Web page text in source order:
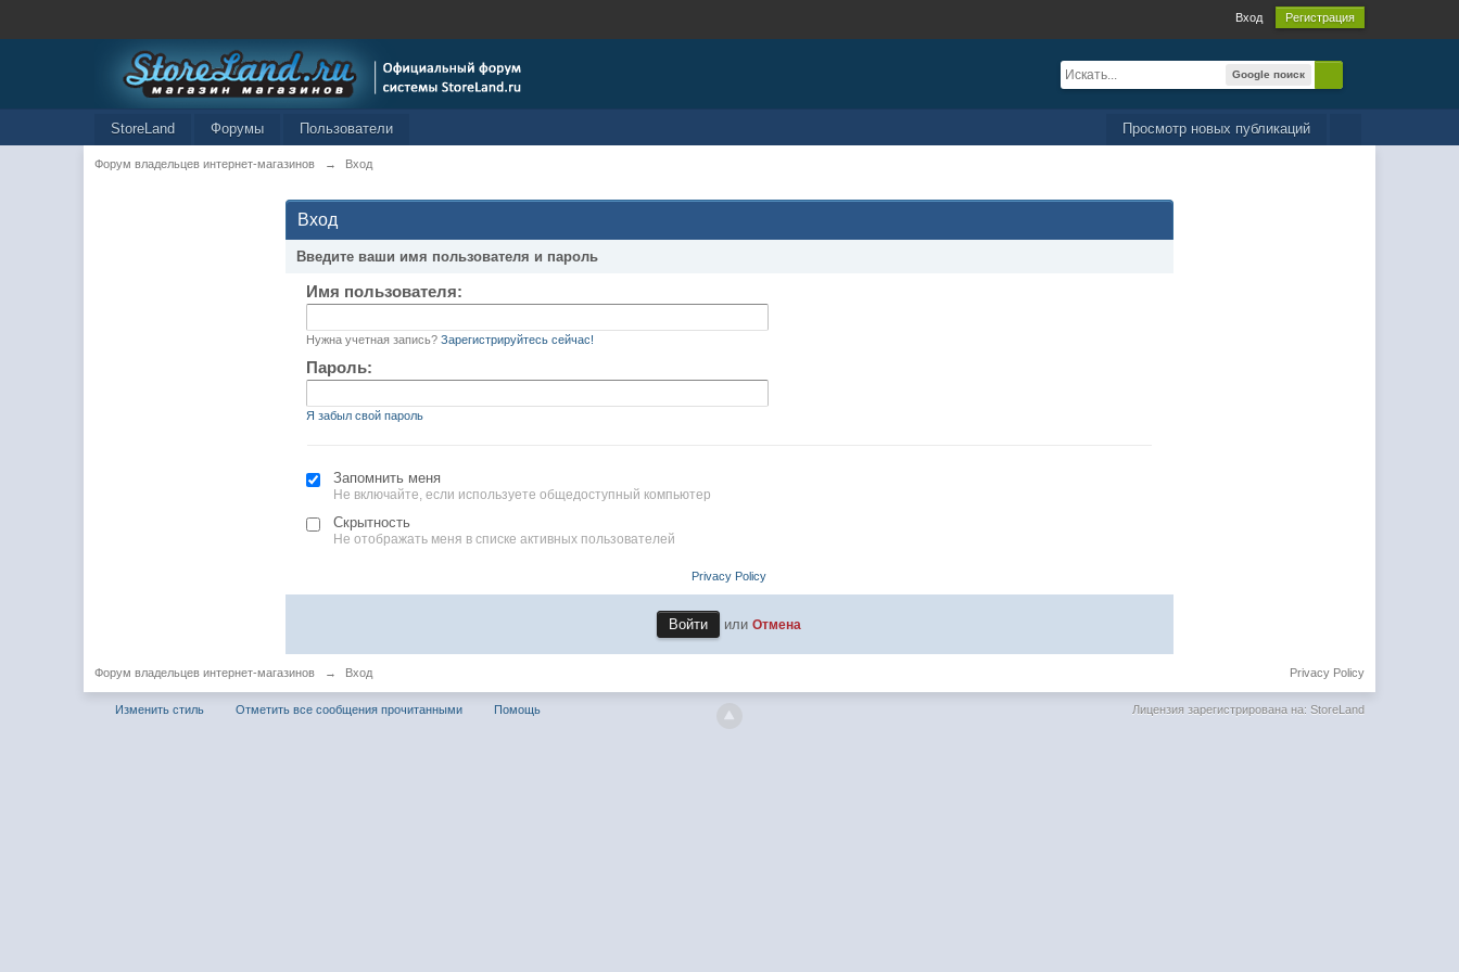
Вход Регистрация
Google поиск
Просмотр новых публикаций
StoreLand Форумы Пользователи
Форум владельцев интернет-магазинов → Вход
Вход
Введите ваши имя пользователя и пароль
Имя пользователя:
Нужна учетная запись? Зарегистрируйтесь сейчас!
Пароль:
Я забыл свой пароль
Запомнить меня
Не включайте, если используете общедоступный компьютер
Скрытность
Не отображать меня в списке активных пользователей
Privacy Policy
илиОтмена
Форум владельцев интернет-магазинов → Вход Privacy Policy
Изменить стиль Отметить все сообщения прочитанными Помощь Лицензия зарегистрирована на: StoreLand